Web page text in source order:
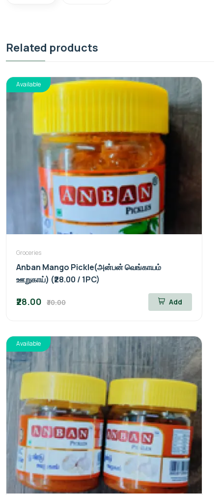
Related products
Available
Groceries
Anban Mango Pickle(அன்பன் வெங்காயம்
ஊறுகாய்) (₹28.00 / 1PC)
₹28.00 ₹30.00 Add
Available